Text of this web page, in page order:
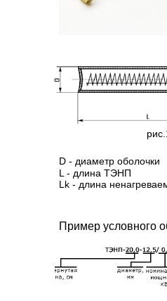
D - диаметр оболочки
L - длина ТЭНП
Lk - длина
Пример условного